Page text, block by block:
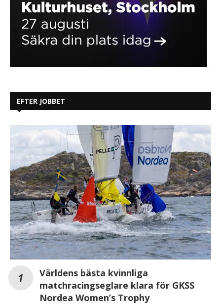
EFTER JOBBET
Världens bästa kvinnliga
matchracingseglare klara för GKSS
Nordea Women’s Trophy